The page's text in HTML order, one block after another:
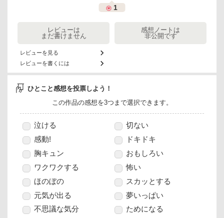
1
レビューは
まだ書けません
レビューを見る
レビューを書くには
感想ノートは
非公開です
ひとこと感想を投票しよう！
この作品の感想を3つまで選択できます。
泣ける
切ない
感動!
ドキドキ
胸キュン
おもしろい
ワクワクする
怖い
ほのぼの
スカッとする
元気が出る
夢いっぱい
不思議な気分
ためになる